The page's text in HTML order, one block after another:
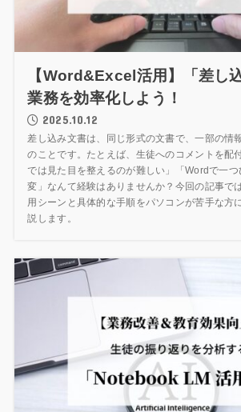
【Word&Excel活用】「差し
業務を効率化しよう！
2025.10.12
差し込み文書は、同じ形式の文書で、一部の情
のことです。たとえば、生徒へのコメントを配
では見た目を整えるのが難しい」「Wordで一
変」なんて経験はありませんか？今回の記事で
用シーンと具体的な手順をパソコンが苦手な方
説します。